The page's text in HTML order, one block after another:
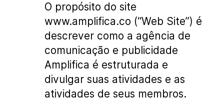
O propósito do site
www.amplifica.co (“Web Site”) é
descrever como a agência de
comunicação e publicidade
Amplifica é estruturada e
divulgar suas atividades e as
atividades de seus membros.